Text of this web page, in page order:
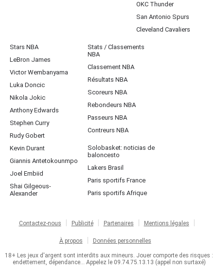
OKC Thunder
San Antonio Spurs
Cleveland Cavaliers
Stars NBA
LeBron James
Victor Wembanyama
Luka Doncic
Nikola Jokic
Anthony Edwards
Stephen Curry
Rudy Gobert
Kevin Durant
Giannis Antetokounmpo
Joel Embiid
Shai Gilgeous-
Alexander
Stats / Classements
NBA
Classement NBA
Résultats NBA
Scoreurs NBA
Rebondeurs NBA
Passeurs NBA
Contreurs NBA
Solobasket: noticias de
baloncesto
Lakers Brasil
Paris sportifs France
Paris sportifs Afrique
Contactez-nous Publicité Partenaires Mentions légales
À propos Données personnelles
18+ Les jeux d'argent sont interdits aux mineurs. Jouer comporte des risques :
endettement, dépendance... Appelez le 09.74.75.13.13 (appel non surtaxé)